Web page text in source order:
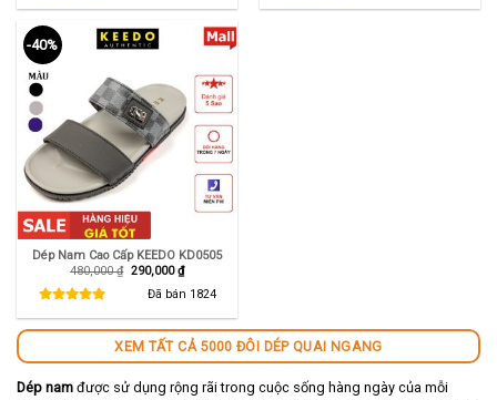
290,000 ₫. 345,000 ₫.
-40%
Dép Nam Cao Cấp KEEDO KD0505
480,000₫ Giá
290,000₫Giá
hiện
tại
Đã bán 1824
XEM TẤT CẢ 5000 ĐÔI DÉP QUAI NGANG
Dép nam được sử dụng rộng rãi trong cuộc sống hàng ngày của mỗi